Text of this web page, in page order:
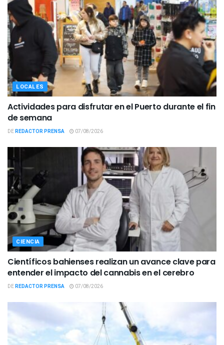
LOCALES
Actividades para disfrutar en el Puerto durante el fin
de semana
DEREDACTOR PRENSA 07/08/2026
CIENCIA
Científicos bahienses realizan un avance clave para
entender el impacto del cannabis en el cerebro
DEREDACTOR PRENSA 07/08/2026